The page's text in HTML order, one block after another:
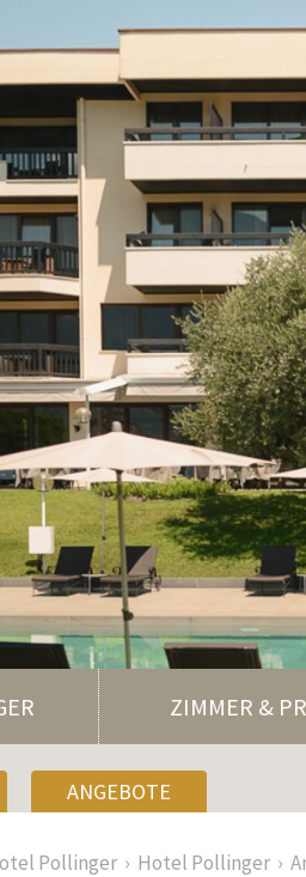
ZIMMER &
ANGEBOTE
Pollinger Hotel Pollinger